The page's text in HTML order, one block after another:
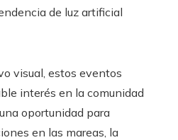
de luz artificial
visual, estos eventos
interés en la comunidad
oportunidad para
en las mareas, la